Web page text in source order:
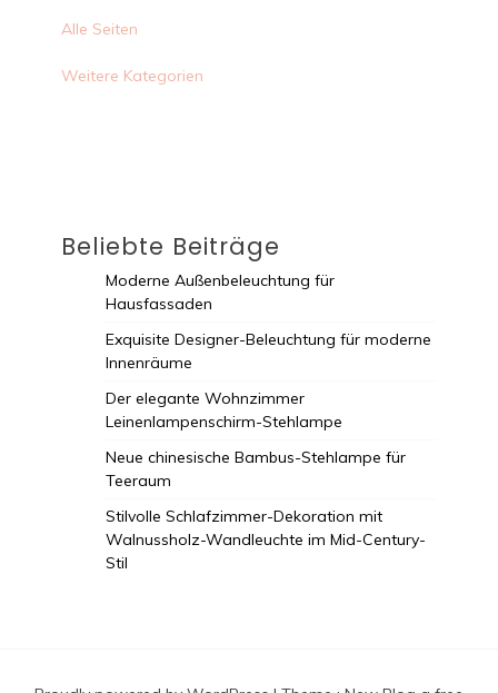
Alle Seiten
Weitere Kategorien
Beliebte Beiträge
Moderne Außenbeleuchtung für
Hausfassaden
Exquisite Designer-Beleuchtung für moderne
Innenräume
Der elegante Wohnzimmer
Leinenlampenschirm-Stehlampe
Neue chinesische Bambus-Stehlampe für
Teeraum
Stilvolle Schlafzimmer-Dekoration mit
Walnussholz-Wandleuchte im Mid-Century-
Stil